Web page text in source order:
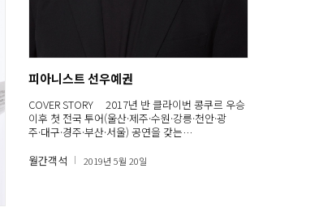
피아니스트 선우예권
COVER STORY 2017년 반 클라이번 콩쿠르 우승
이후 첫 전국 투어(울산·제주·수원·강릉·천안·광
주·대구·경주·부산·서울) 공연을 갖는…
월간객석
2019년 5월 20일